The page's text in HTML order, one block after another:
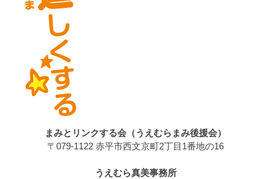
まみとリンクする会（うえむらまみ後援会）
〒079-1122 赤平市西文京町2丁目1番地の16
うえむら真美事務所